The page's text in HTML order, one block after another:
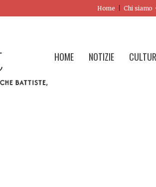
Home Chi siamo
HOME NOTIZIE